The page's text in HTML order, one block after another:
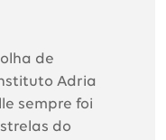
de
Adria
sempre foi
do